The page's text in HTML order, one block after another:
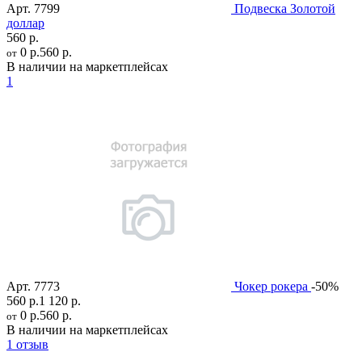
Арт. 7799
Подвеска Золотой
доллар
560 р.
от 0 р.560 р.
В наличии на маркетплейсах
1
Арт. 7773 Чокер рокера -50%
560 р.1 120 р.
от 0 р.560 р.
В наличии на маркетплейсах
1 отзыв